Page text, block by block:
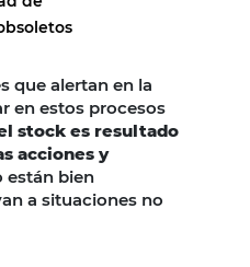
que alertan en la
en estos procesos
stock es resultado
acciones y
están bien
a situaciones no